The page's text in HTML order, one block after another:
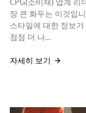
장 큰 화두는 이것입
스타일에 대한 정보
점점 더 나…
자세히 보기